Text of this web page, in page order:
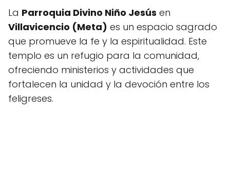
La Parroquia Divino Niño Jesús en
Villavicencio (Meta) es un espacio sagrado
que promueve la fe y la espiritualidad. Este
templo es un refugio para la comunidad,
ofreciendo ministerios y actividades que
fortalecen la unidad y la devoción entre los
feligreses.